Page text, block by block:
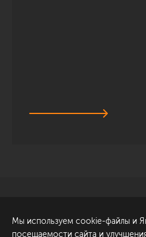
ул. Академика Павлова, 6
Мы используем cookie-файлы и
посещаемости сайта и